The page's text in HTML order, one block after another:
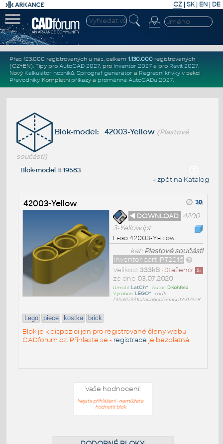
CZ | SK| EN | DE
Přes 123.000 registrovaných u nás, celkem 1.130.000registrovaných
(CZ+EN). Tipy pro AutoCAD 2027, pro Inventor 2027a pro Revit 2027.
Nový Kalkulátor nosníků, Spirograf generátor a Regresní křivkyv sekci
Převodníky. Kompletní příkazya proměnné AutoCADu 2027.
Blok-model: 42003-Yellow (Plastové
součásti)
Blok-model #19583
« zpět na Katalog
42003-Yellow
◄ DOWNLOAD 4200
3-Yellow.ipt
Lego 42003-Yellow
kat:Plastové součásti
Inventor part IPT2016
Staženo: 2x
Velikost333kB•
ze dne 03.07.2020
Umístil: LatCh^ • Autor: D.Kohfeld•
Výrobce: LEGO^ • md5:
f3fe617331c2a0a6ecf59a0b139172c8
Lego piece kostka brick
Blok je k dispozici jen pro registrované členy webu
CADforum.cz. Přihlaste se - registrace je bezplatná.
Vaše hodnocení:
Nejste přihlášeni - nemůžete
hodnotit blok